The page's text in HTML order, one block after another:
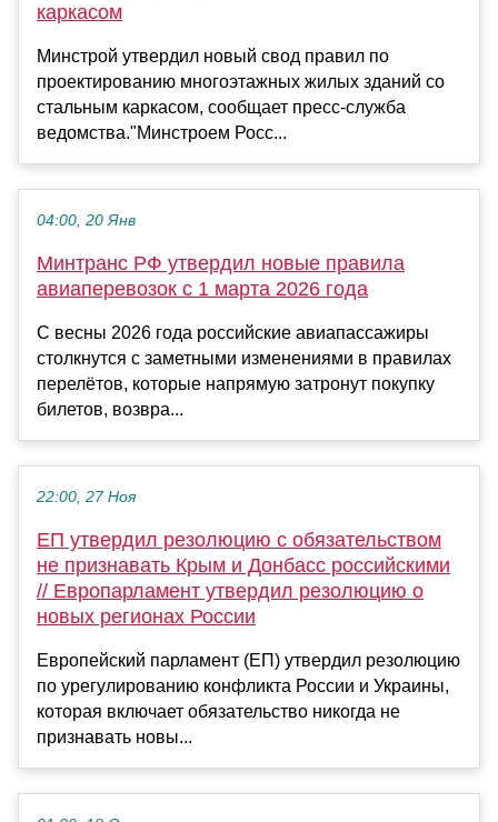
каркасом
Минстрой утвердил новый свод правил по
проектированию многоэтажных жилых зданий со
стальным каркасом, сообщает пресс-служба
ведомства."Минстроем Росс...
04:00, 20 Янв
Минтранс РФ утвердил новые правила
авиаперевозок с 1 марта 2026 года
С весны 2026 года российские авиапассажиры
столкнутся с заметными изменениями в правилах
перелётов, которые напрямую затронут покупку
билетов, возвра...
22:00, 27 Ноя
ЕП утвердил резолюцию с обязательством
не признавать Крым и Донбасс российскими
// Европарламент утвердил резолюцию о
новых регионах России
Европейский парламент (ЕП) утвердил резолюцию
по урегулированию конфликта России и Украины,
которая включает обязательство никогда не
признавать новы...